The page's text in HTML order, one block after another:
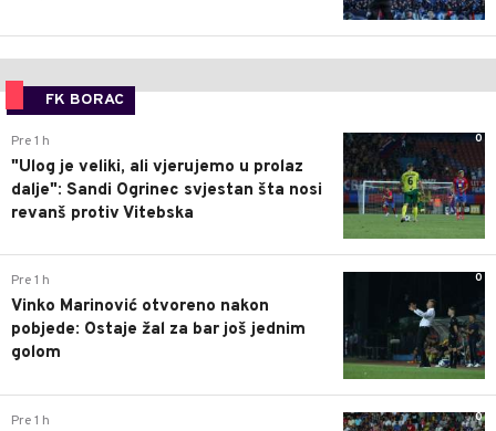
FK BORAC
0
Pre 1 h
"Ulog je veliki, ali vjerujemo u prolaz
dalje": Sandi Ogrinec svjestan šta nosi
revanš protiv Vitebska
0
Pre 1 h
Vinko Marinović otvoreno nakon
pobjede: Ostaje žal za bar još jednim
golom
0
Pre 1 h